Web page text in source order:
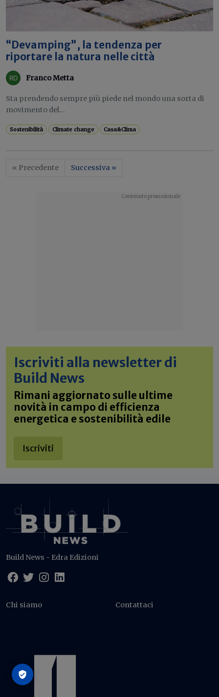
“Devamping”, la tendenza per
riportare la natura nelle città
Franco Metta
Sta prendendo sempre più piede nel mondo una sorta di
movimento del...
Sostenibilità Climate change Casa&Clima
« Precedente Successiva »
Iscriviti alla newsletter di
Build News
Rimani aggiornato sulle ultime
novità in campo di efficienza
energetica e sostenibilità edile
Iscriviti
Build News - Edra Edizioni
Chi siamo Contattaci